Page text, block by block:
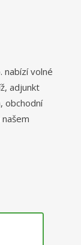
nabízí volné
adjunkt
obchodní